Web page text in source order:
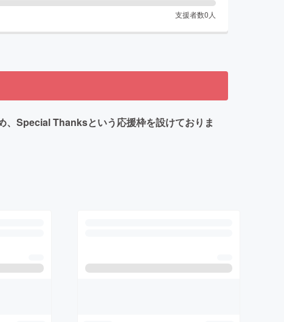
支援者数0 人
、Special Thanksという応援枠を設けておりま